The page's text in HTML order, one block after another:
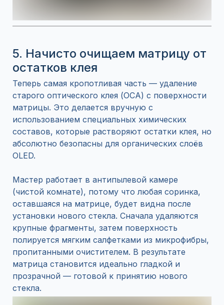
5. Начисто очищаем матрицу от
остатков клея
Теперь самая кропотливая часть — удаление
старого оптического клея (OCA) с поверхности
матрицы. Это делается вручную с
использованием специальных химических
составов, которые растворяют остатки клея, но
абсолютно безопасны для органических слоёв
OLED.
Мастер работает в антипылевой камере
(чистой комнате), потому что любая соринка,
оставшаяся на матрице, будет видна после
установки нового стекла. Сначала удаляются
крупные фрагменты, затем поверхность
полируется мягким салфетками из микрофибры,
пропитанными очистителем. В результате
матрица становится идеально гладкой и
прозрачной — готовой к принятию нового
стекла.